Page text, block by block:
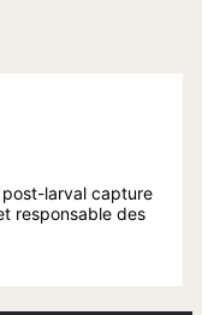
larval capture
responsable des